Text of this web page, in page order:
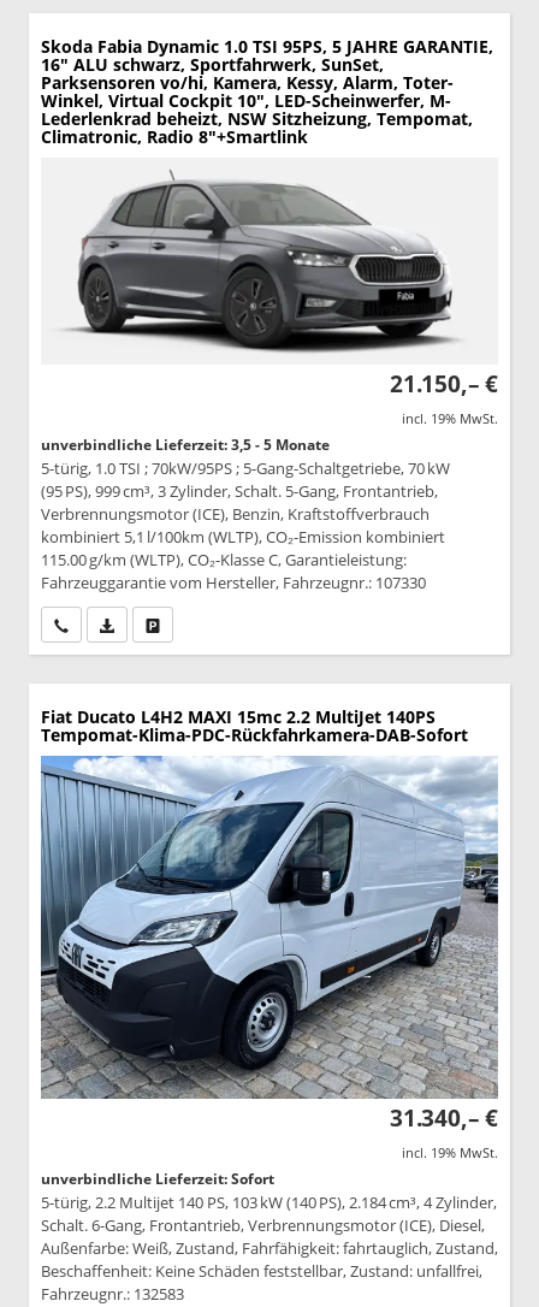
Skoda Fabia Dynamic 1.0 TSI 95PS, 5 JAHRE GARANTIE,
16" ALU schwarz, Sportfahrwerk, SunSet,
Parksensoren vo/hi, Kamera, Kessy, Alarm, Toter-
Winkel, Virtual Cockpit 10", LED-Scheinwerfer, M-
Lederlenkrad beheizt, NSW Sitzheizung, Tempomat,
Climatronic, Radio 8"+Smartlink
21.150,– €
incl. 19% MwSt.
unverbindliche Lieferzeit: 3,5 - 5 Monate
5-türig, 1.0 TSI ; 70kW/95PS ; 5-Gang-Schaltgetriebe, 70 kW
(95 PS), 999 cm³, 3 Zylinder, Schalt. 5-Gang, Frontantrieb,
Verbrennungsmotor (ICE), Benzin, Kraftstoffverbrauch
kombiniert 5,1 l/100km (WLTP), CO₂-Emission kombiniert
115.00 g/km (WLTP), CO₂-Klasse C, Garantieleistung:
Fahrzeuggarantie vom Hersteller, Fahrzeugnr.: 107330
Wir rufen Sie anPDF-Datei, Fahrzeugexposé drucken
Fiat Ducato L4H2 MAXI 15mc 2.2 MultiJet 140PS
Tempomat-Klima-PDC-Rückfahrkamera-DAB-Sofort
31.340,– €
incl. 19% MwSt.
unverbindliche Lieferzeit: Sofort
5-türig, 2.2 Multijet 140 PS, 103 kW (140 PS), 2.184 cm³, 4 Zylinder,
Schalt. 6-Gang, Frontantrieb, Verbrennungsmotor (ICE), Diesel,
Außenfarbe: Weiß, Zustand, Fahrfähigkeit: fahrtauglich, Zustand,
Beschaffenheit: Keine Schäden feststellbar, Zustand: unfallfrei,
Fahrzeugnr.: 132583